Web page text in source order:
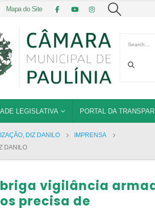
Mapa do Site
LEGISLATIVA PORTAL DA
DIZ DANILO
IMPRENSA
DANILO
vigilância
precisa de